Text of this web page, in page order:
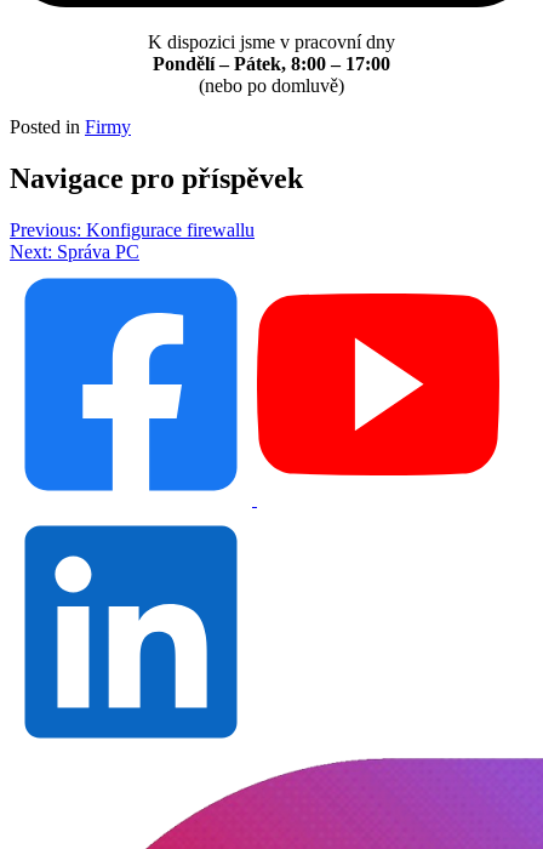
K dispozici jsme v pracovní dny
Pondělí – Pátek, 8:00 – 17:00
(nebo po domluvě)
Posted in Firmy
Navigace pro příspěvek
Previous: Konfigurace firewallu
Next: Správa PC